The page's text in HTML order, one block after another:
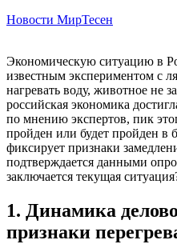
Новости МирТесен
Экономическую ситуацию в
известным экспериментом с
нагревать воду, животное не
российская экономика
по мнению экспертов, пик
пройден или будет пройден в
фиксирует признаки
подтверждается данными
заключается текущая
1. Динамика
признаки